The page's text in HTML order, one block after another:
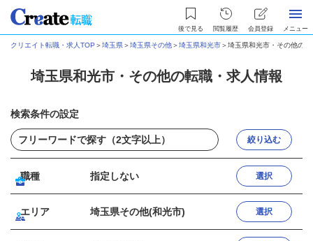
後で見る 閲覧履歴 会員登録 メニュー
クリエイト転職・求人TOP ＞埼玉県＞埼玉県その他＞埼玉県和光市＞埼玉県和光市・その他の
埼玉県和光市・その他の転職・求人情報
検索条件の設定
絞り込む
職種 指定しない 選択
エリア 埼玉県その他(和光市) 選択